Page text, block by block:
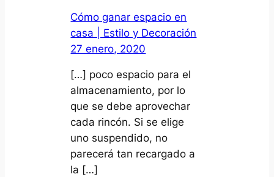
Cómo ganar espacio en
casa | Estilo y Decoración
27 enero, 2020
[…] poco espacio para el
almacenamiento, por lo
que se debe aprovechar
cada rincón. Si se elige
uno suspendido, no
parecerá tan recargado a
la […]